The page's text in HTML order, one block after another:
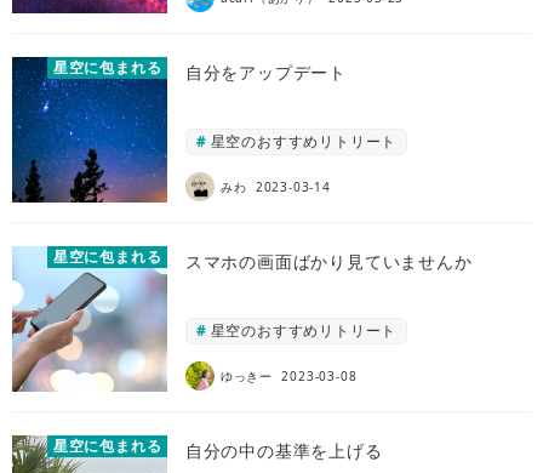
星空に包まれる 自分をアップデート
星空のおすすめリトリート
みわ 2023-03-14
星空に包まれる スマホの画面ばかり見ていませんか
星空のおすすめリトリート
ゆっきー 2023-03-08
星空に包まれる 自分の中の基準を上げる